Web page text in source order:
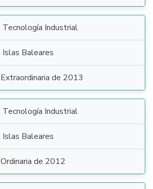
Tecnología Industrial
Islas Baleares
Extraordinaria de 2013
Tecnología Industrial
Islas Baleares
Ordinaria de 2012